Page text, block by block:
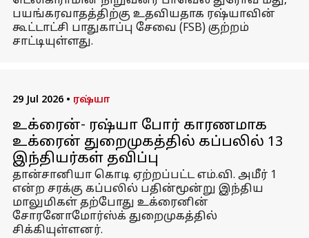
பயங்கரவாதத்திற்கு உதவியதாக ரஷ்யாவின்
கூட்டாட்சி பாதுகாப்பு சேவை (FSB) குற்றம்
சாட்டியுள்ளது.
29 Jul 2026 • ரஷ்யா
உக்ரைன்- ரஷ்யா போர் காரணமாக
உக்ரைன் துறைமுகத்தில் கப்பலில் 13
இந்தியர்கள் தவிப்பு
தான்சானியா கொடி ஏற்றப்பட்ட எம்.வி. அமீர் 1
என்ற சரக்கு கப்பலில் பதின்மூன்று இந்திய
மாலுமிகள் தற்போது உக்ரைனின்
சோரனோமோர்ஸ்க் துறைமுகத்தில்
சிக்கியுள்ளனர்.